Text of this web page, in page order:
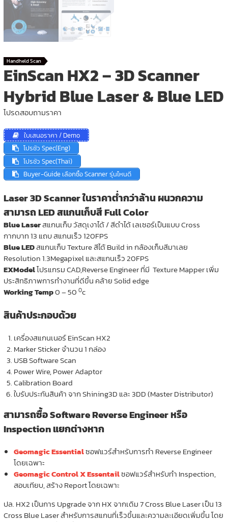
Handheld Scan
EinScan HX2 – 3D Scanner
Hybrid Blue Laser & Blue LED
โปรดสอบถามราคา
ใบเสนอราคา / Demo
โปรชัว Spec(Eng)
โปรชัว Spec(Thai)
Buyer-Guide เลือกซื้อ Scanner รุ่นไหนดี
Laser 3D Scanner ในราคาต่ำกว่าล้าน ผนวกความ
สามารถ LED สแกนเก็บสี Full Color
Blue Laserสแกนเก็บ วัสดุเงาได้ / สีดำได้ เลเซอร์เป็นแบบ Cross
กากบาท 13 แถบ สแกนเร็ว 120FPS
Blue LEDสแกนเก็บ Texture สีได้ Build in กล้องเก็บสีมาเลย
Resolution 1.3Megapixel และสแกนเร็ว 20FPS
EXModelโปรแกรม CAD,Reverse Engineer ที่มี Texture Mapper เพิ่ม
ประสิทธิภาพการทำงานที่ดีขึ้น คล้าย Solid edge
Working Temp0 – 50 0c
สินค้าประกอบด้วย
เครื่องสแกนเนอร์ EinScan HX2
Marker Sticker จำนวน 1 กล่อง
USB Software Scan
Power Wire, Power Adaptor
Calibration Board
ใบรับประกันสินค้า จาก Shining3D และ 3DD (Master Distributor)
สามารถซื้อ Software Reverse Engineer หรือ
Inspection แยกต่างหาก
Geomagic Essentialซอฟแวร์สำหรับการทำ Reverse Engineer
โดยเฉพาะ
Geomagic Control X Essentailซอฟแวร์สำหรับทำ Inspection,
สอบเทียบ, สร้าง Report โดยเฉพาะ
ปล. HX2 เป็นการ Upgrade จาก HX จากเดิม 7 Cross Blue Laser เป็น 13
Cross Blue Laser สำหรับการสแกนที่เร็วขึ้นและความละเอียดเพิ่มขึ้น โดย